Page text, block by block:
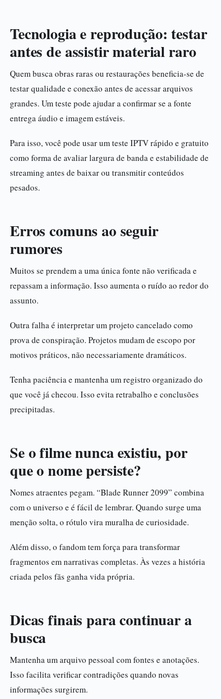
Tecnologia e reprodução: testar
antes de assistir material raro
Quem busca obras raras ou restaurações beneficia-se de
testar qualidade e conexão antes de acessar arquivos
grandes. Um teste pode ajudar a confirmar se a fonte
entrega áudio e imagem estáveis.
Para isso, você pode usar um teste IPTV rápido e gratuito
como forma de avaliar largura de banda e estabilidade de
streaming antes de baixar ou transmitir conteúdos
pesados.
Erros comuns ao seguir
rumores
Muitos se prendem a uma única fonte não verificada e
repassam a informação. Isso aumenta o ruído ao redor do
assunto.
Outra falha é interpretar um projeto cancelado como
prova de conspiração. Projetos mudam de escopo por
motivos práticos, não necessariamente dramáticos.
Tenha paciência e mantenha um registro organizado do
que você já checou. Isso evita retrabalho e conclusões
precipitadas.
Se o filme nunca existiu, por
que o nome persiste?
Nomes atraentes pegam. “Blade Runner 2099” combina
com o universo e é fácil de lembrar. Quando surge uma
menção solta, o rótulo vira muralha de curiosidade.
Além disso, o fandom tem força para transformar
fragmentos em narrativas completas. Às vezes a história
criada pelos fãs ganha vida própria.
Dicas finais para continuar a
busca
Mantenha um arquivo pessoal com fontes e anotações.
Isso facilita verificar contradições quando novas
informações surgirem.